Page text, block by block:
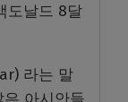
도날드 8달
라는 말